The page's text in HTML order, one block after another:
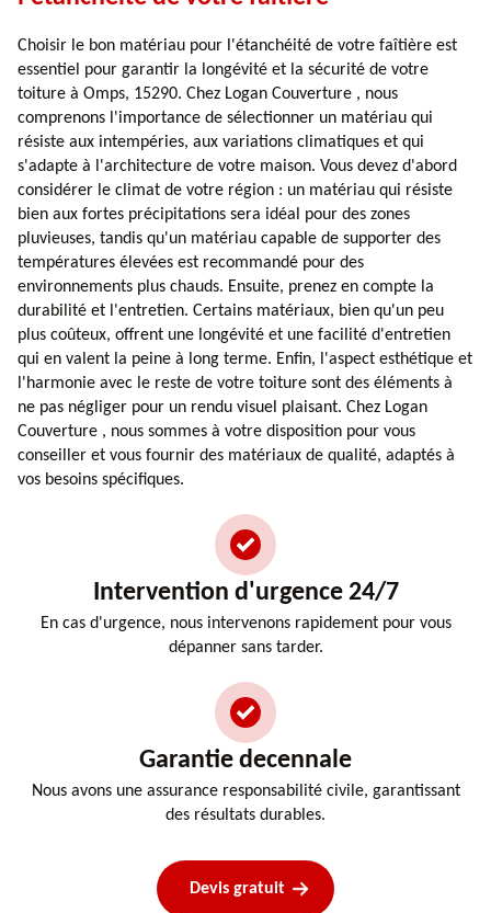
Choisir le bon matériau pour l'étanchéité de votre faîtière est
essentiel pour garantir la longévité et la sécurité de votre
toiture à Omps, 15290. Chez Logan Couverture , nous
comprenons l'importance de sélectionner un matériau qui
résiste aux intempéries, aux variations climatiques et qui
s'adapte à l'architecture de votre maison. Vous devez d'abord
considérer le climat de votre région : un matériau qui résiste
bien aux fortes précipitations sera idéal pour des zones
pluvieuses, tandis qu'un matériau capable de supporter des
températures élevées est recommandé pour des
environnements plus chauds. Ensuite, prenez en compte la
durabilité et l'entretien. Certains matériaux, bien qu'un peu
plus coûteux, offrent une longévité et une facilité d'entretien
qui en valent la peine à long terme. Enfin, l'aspect esthétique et
l'harmonie avec le reste de votre toiture sont des éléments à
ne pas négliger pour un rendu visuel plaisant. Chez Logan
Couverture , nous sommes à votre disposition pour vous
conseiller et vous fournir des matériaux de qualité, adaptés à
vos besoins spécifiques.
Intervention d'urgence 24/7
En cas d'urgence, nous intervenons rapidement pour vous
dépanner sans tarder.
Garantie decennale
Nous avons une assurance responsabilité civile, garantissant
des résultats durables.
Devis gratuit